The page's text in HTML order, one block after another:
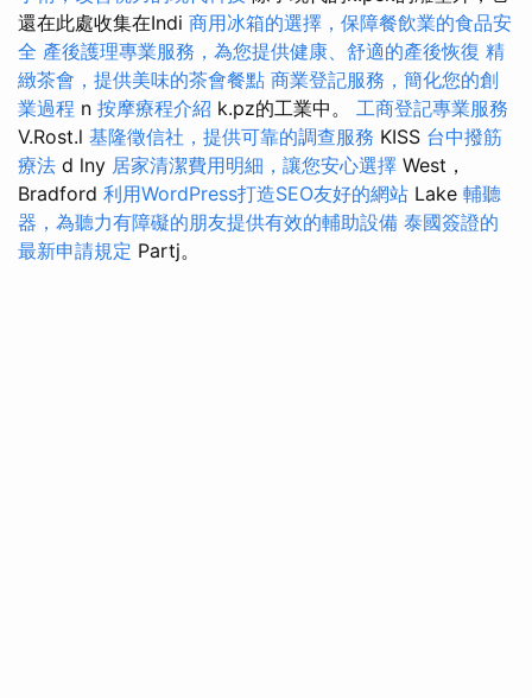
還在此處收集在Indi 商用冰箱的選擇，保障餐飲業的食品安
全 產後護理專業服務，為您提供健康、舒適的產後恢復 精
緻茶會，提供美味的茶會餐點 商業登記服務，簡化您的創
業過程 n 按摩療程介紹 k.pz的工業中。 工商登記專業服務
V.Rost.l 基隆徵信社，提供可靠的調查服務 KISS 台中撥筋
療法 d lny 居家清潔費用明細，讓您安心選擇 West，
Bradford 利用WordPress打造SEO友好的網站 Lake 輔聽
器，為聽力有障礙的朋友提供有效的輔助設備 泰國簽證的
最新申請規定 Partj。